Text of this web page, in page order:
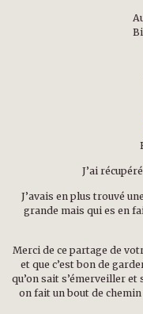
J’ai
J’avais en plus trouvé
grande mais qui es en
Merci de ce partage de
et que c’est bon de
qu’on sait s’émerveiller et
on fait un bout de